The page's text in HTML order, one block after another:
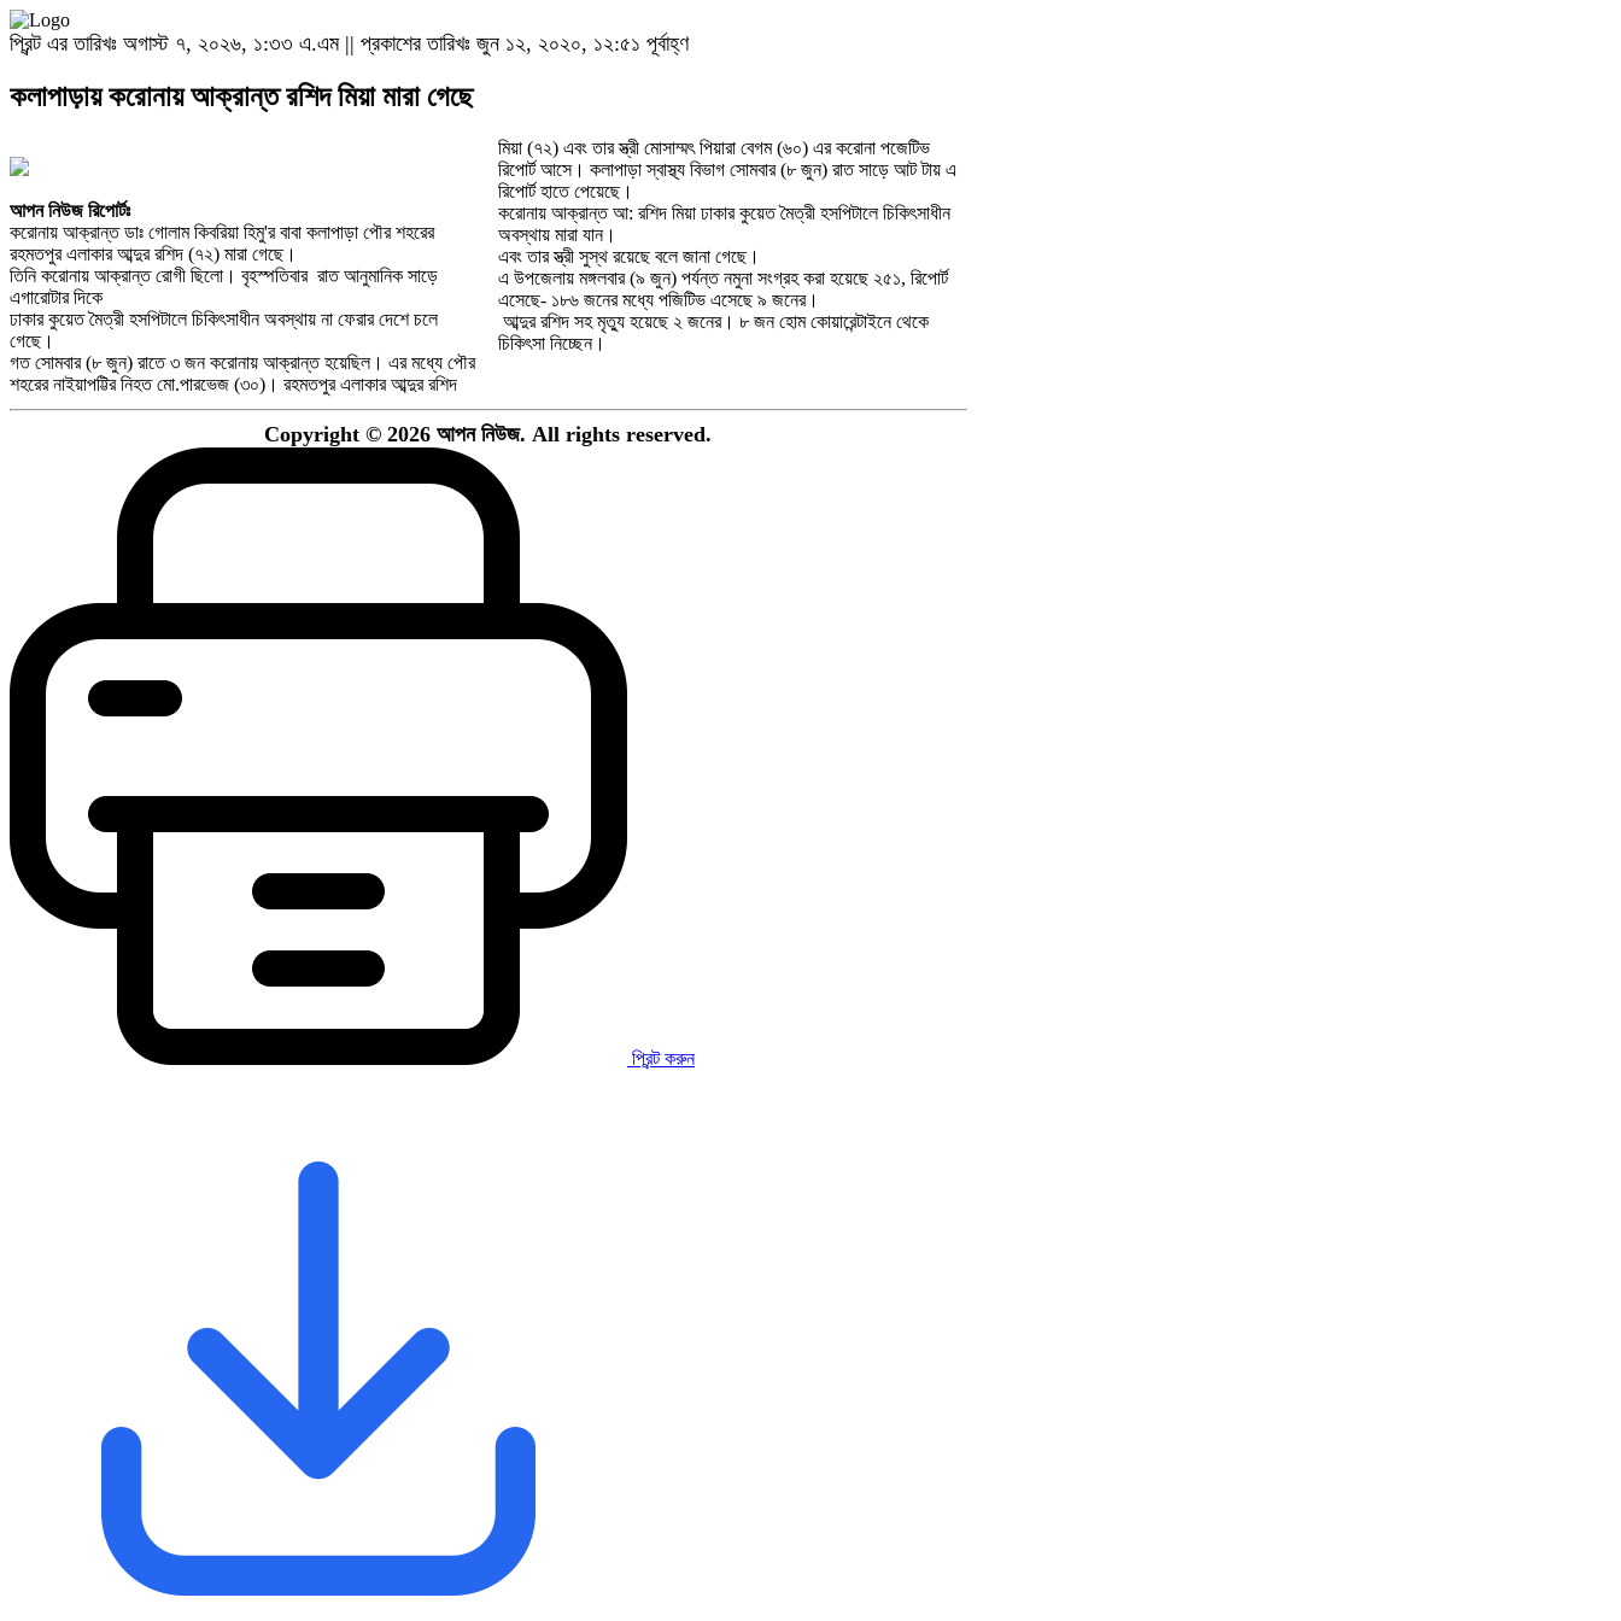
প্রিন্ট এর তারিখঃ অগাস্ট ৭, ২০২৬, ১:৩৩ এ.এম || প্রকাশের তারিখঃ জুন ১২, ২০২০, ১২:৫১ পূর্বাহ্ণ
কলাপাড়ায় করোনায় আক্রান্ত রশিদ মিয়া মারা গেছে
আপন নিউজ রিপোর্টঃ
করোনায় আক্রান্ত ডাঃ গোলাম কিবরিয়া হিমু'র বাবা কলাপাড়া পৌর শহরের
রহমতপুর এলাকার আব্দুর রশিদ (৭২) মারা গেছে।
তিনি করোনায় আক্রান্ত রোগী ছিলো। বৃহস্পতিবার রাত আনুমানিক সাড়ে
এগারোটার দিকে
ঢাকার কুয়েত মৈত্রী হসপিটালে চিকিৎসাধীন অবস্থায় না ফেরার দেশে চলে
গেছে।
গত সোমবার (৮ জুন) রাতে ৩ জন করোনায় আক্রান্ত হয়েছিল। এর মধ্যে পৌর
শহরের নাইয়াপট্টির নিহত মো.পারভেজ (৩০)। রহমতপুর এলাকার আব্দুর রশিদ
মিয়া (৭২) এবং তার স্ত্রী মোসাম্মৎ পিয়ারা বেগম (৬০) এর করোনা পজেটিভ
রিপোর্ট আসে। কলাপাড়া স্বাস্থ্য বিভাগ সোমবার (৮ জুন) রাত সাড়ে আট টায় এ
রিপোর্ট হাতে পেয়েছে।
করোনায় আক্রান্ত আ: রশিদ মিয়া ঢাকার কুয়েত মৈত্রী হসপিটালে চিকিৎসাধীন
অবস্থায় মারা যান।
এবং তার স্ত্রী সুস্থ রয়েছে বলে জানা গেছে।
এ উপজেলায় মঙ্গলবার (৯ জুন) পর্যন্ত নমুনা সংগ্রহ করা হয়েছে ২৫১, রিপোর্ট
এসেছে- ১৮৬ জনের মধ্যে পজিটিভ এসেছে ৯ জনের।
আব্দুর রশিদ সহ মৃত্যু হয়েছে ২ জনের। ৮ জন হোম কোয়ারেন্টাইনে থেকে
চিকিৎসা নিচ্ছেন।
Copyright © 2026 আপন নিউজ. All rights reserved.
প্রিন্ট করুন